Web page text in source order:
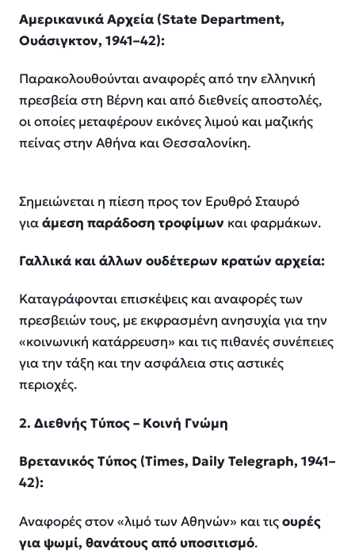
Αμερικανικά Αρχεία (State Department,
Ουάσιγκτον, 1941–42):
Παρακολουθούνται αναφορές από την ελληνική
πρεσβεία στη Βέρνη και από διεθνείς αποστολές,
οι οποίες μεταφέρουν εικόνες λιμού και μαζικής
πείνας στην Αθήνα και Θεσσαλονίκη.
Σημειώνεται η πίεση προς τον Ερυθρό Σταυρό
γιαάμεση παράδοση τροφίμων και φαρμάκων.
Γαλλικά και άλλων ουδέτερων κρατών αρχεία:
Καταγράφονται επισκέψεις και αναφορές των
πρεσβειών τους, με εκφρασμένη ανησυχία για την
«κοινωνική κατάρρευση» και τις πιθανές συνέπειες
για την τάξη και την ασφάλεια στις αστικές
περιοχές.
2. Διεθνής Τύπος – Κοινή Γνώμη
Βρετανικός Τύπος (Times, DailyTelegraph, 1941–
42):
Αναφορές στον «λιμό των Αθηνών» και τιςουρές
για ψωμί, θανάτους από υποσιτισμό.